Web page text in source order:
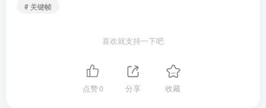
# 关键帧
喜欢就支持一下吧
点赞0 分享 收藏